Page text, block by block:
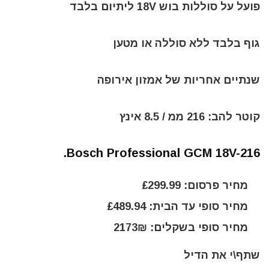
פועל על סוללות בוש 18V ליתיום בלבד
גוף בלבד ללא סוללה או מטען
שנתיים אחריות של אמזון אירופה
קוטר להב: 216 ממ / 8.5 אינץ
Bosch Professional GCM 18V-216.
מחיר פרסום: £299.99
מחיר סופי עד הבית: £489.94
מחיר סופי בשקלים: 2173₪
שתף\י את הדיל